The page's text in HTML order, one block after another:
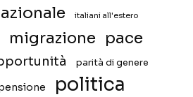
italiani all'estero
migrazione pace
parità di genere
politica